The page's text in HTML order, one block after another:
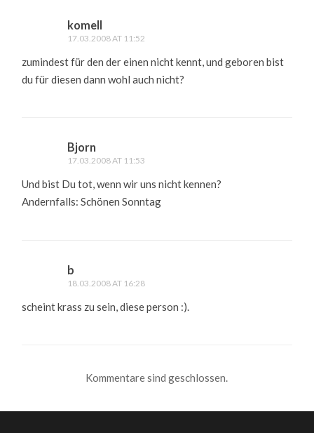
komell
17.03.2008 AT 11:52
zumindest für den der einen nicht kennt, und geboren bist
du für diesen dann wohl auch nicht?
Bjorn
17.03.2008 AT 11:53
Und bist Du tot, wenn wir uns nicht kennen?
Andernfalls: Schönen Sonntag
b
18.03.2008 AT 16:28
scheint krass zu sein, diese person :).
Kommentare sind geschlossen.